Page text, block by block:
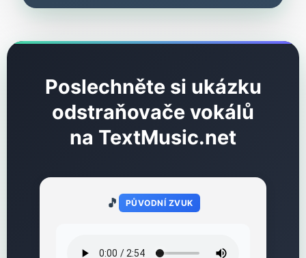
Poslechněte si ukázku
odstraňovače vokálů
na TextMusic.net
🎵 PŮVODNÍ ZVUK